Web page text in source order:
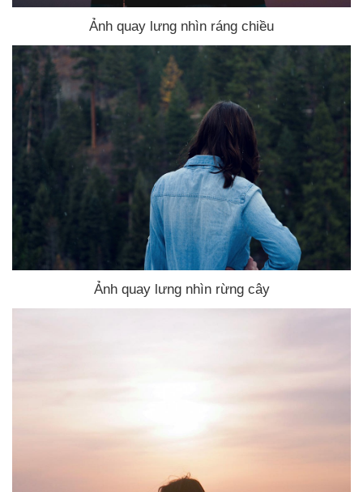
Ảnh quay lưng nhìn ráng chiều
Ảnh quay lưng nhìn rừng cây